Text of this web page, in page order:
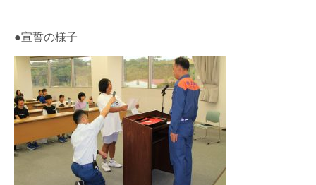
●宣誓の様子